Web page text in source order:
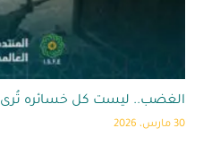
الغضب.. ليست كل خسائره تُرى
30 مارس، 2026